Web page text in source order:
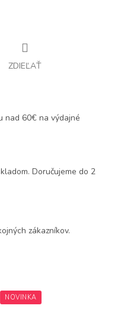
ZDIEĽAŤ
nad 60€ na výdajné
Doručujeme do 2
zákazníkov.
NOVINKA